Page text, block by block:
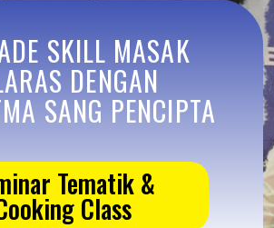
SKILL MASAK
DENGAN
SANG PENCIPTA
Tematik &
Class